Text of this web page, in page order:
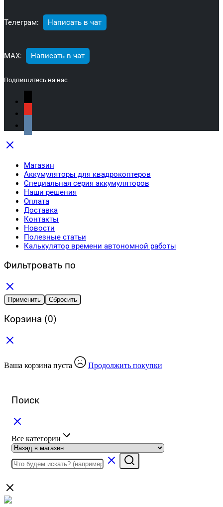
Телеграм: Написать в чат
МАХ: Написать в чат
Подпишитесь на нас
Магазин
Аккумуляторы для квадрокоптеров
Специальная серия аккумуляторов
Наши решения
Оплата
Доставка
Контакты
Новости
Полезные статьи
Калькулятор времени автономной работы
Фильтровать по
Применить Сбросить
Корзина (0)
Ваша корзина пуста Продолжить покупки
Поиск
Все категории